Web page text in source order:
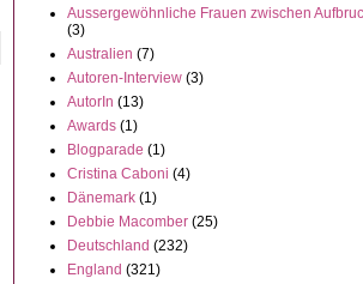
Aussergewöhnliche Frauen zwischen
(3)
Australien (7)
Autoren-Interview (3)
AutorIn (13)
Awards (1)
Blogparade (1)
Cristina Caboni (4)
Dänemark (1)
Debbie Macomber (25)
Deutschland (232)
England (321)